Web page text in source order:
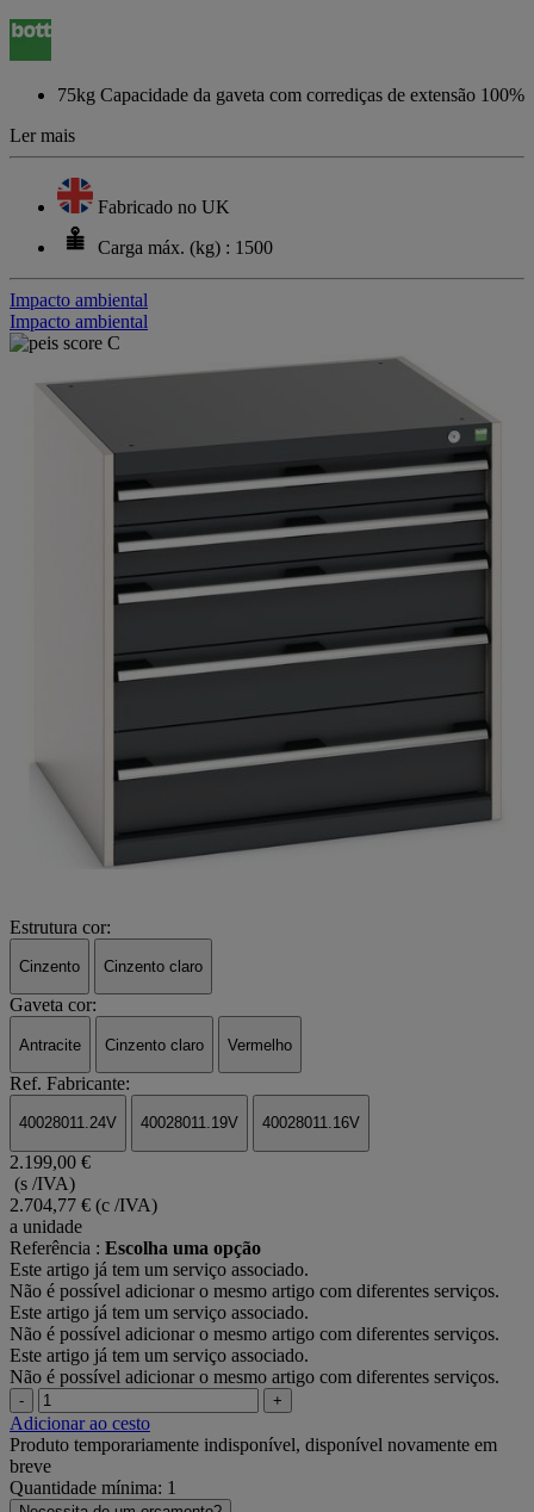
de
classificação
Link
página.
75kg Capacidade da gaveta com corrediças de extensão 100%
Ler mais
Fabricado no UK
Carga máx. (kg) : 1500
Impacto ambiental
Impacto ambiental
Estrutura cor:
Cinzento Cinzento claro
Gaveta cor:
Antracite Cinzento claro Vermelho
Ref. Fabricante:
40028011.24V 40028011.19V 40028011.16V
2.199,00 €
(s /IVA)
2.704,77 € (c /IVA)
a unidade
Referência : Escolha uma opção
Este artigo já tem um serviço associado.
Não é possível adicionar o mesmo artigo com diferentes serviços.
Este artigo já tem um serviço associado.
Não é possível adicionar o mesmo artigo com diferentes serviços.
Este artigo já tem um serviço associado.
Não é possível adicionar o mesmo artigo com diferentes serviços.
- +
Adicionar ao cesto
Produto temporariamente indisponível, disponível novamente em
breve
Quantidade mínima: 1